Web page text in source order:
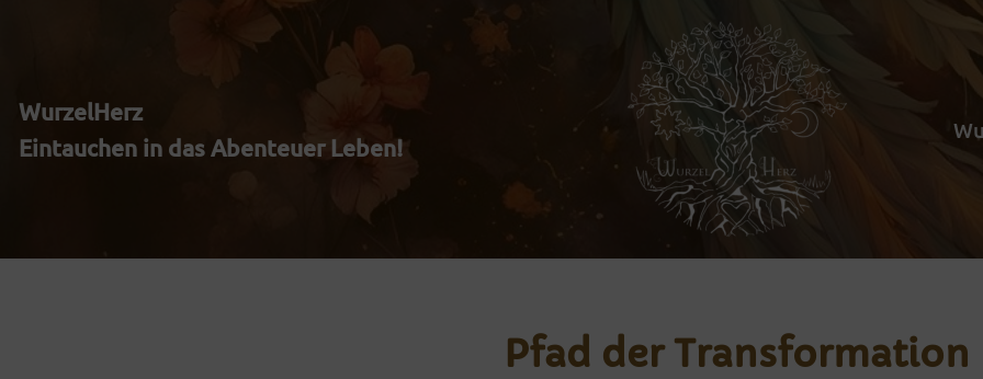
springen
WurzelHerz
Eintauchen in das Abenteuer Leben!
Pfad der Transformation